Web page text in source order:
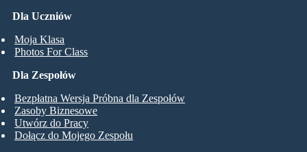
Dla Uczniów
Moja Klasa
Photos For Class
Dla Zespołów
Bezpłatna Wersja Próbna dla Zespołów
Zasoby Biznesowe
Utwórz do Pracy
Dołącz do Mojego Zespołu